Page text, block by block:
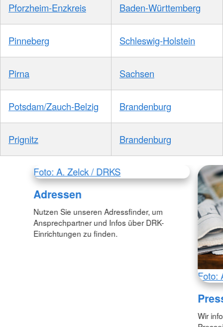
Pforzheim-Enzkreis Baden-Württemberg
Pinneberg Schleswig-Holstein
Pirna Sachsen
Potsdam/Zauch-Belzig Brandenburg
Prignitz Brandenburg
Foto: A. Zelck / DRKS
Adressen
Nutzen Sie unseren Adressfinder, um
Ansprechpartner und Infos über DRK-
Einrichtungen zu finden.
Foto:
Wir